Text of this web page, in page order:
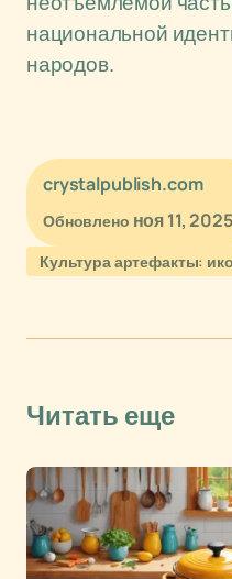
национальной
народов.
crystalpublish.com
Обновлено ноя 11, 2025
Культура артефакты:
Читать еще